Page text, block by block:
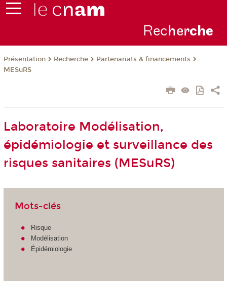
Recherche
Présentation Recherche
Partenariats & financements
MESuRS
Laboratoire Modélisation,
épidémiologie et surveillance des
risques sanitaires (MESuRS)
Mots-clés
Risque
Modélisation
Épidémiologie